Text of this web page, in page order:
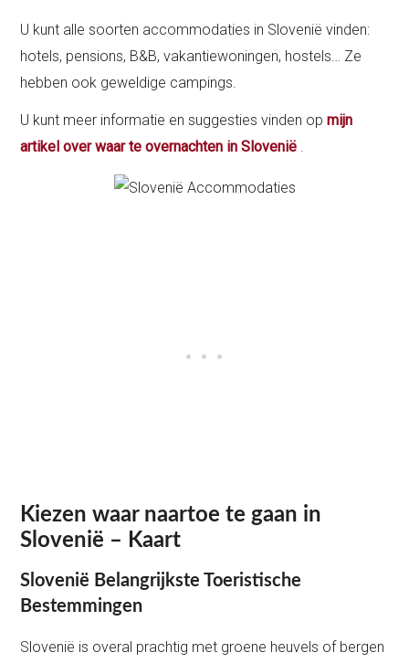
U kunt alle soorten accommodaties in Slovenië vinden:
hotels, pensions, B&B, vakantiewoningen, hostels… Ze
hebben ook geweldige campings.
U kunt meer informatie en suggesties vinden opmijn
artikel over waar te overnachten in Slovenië .
Kiezen waar naartoe te gaan in
Slovenië – Kaart
Slovenië Belangrijkste Toeristische
Bestemmingen
Slovenië is overal prachtig met groene heuvels of bergen